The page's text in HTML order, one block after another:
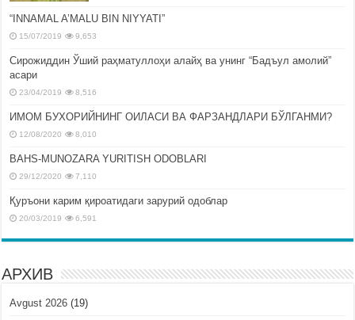
“INNAMAL A’MALU BIN NIYYATI”
15/07/2019 9,653
Сирожиддин Ўший раҳматуллоҳи алайҳ ва унинг “Бадъул амолий”
асари
23/04/2019 8,516
ИМОМ БУХОРИЙНИНГ ОИЛАСИ ВА ФАРЗАНДЛАРИ БЎЛГАНМИ?
12/08/2020 8,010
BAHS-MUNOZARA YURITISH ODOBLARI
29/12/2020 7,110
Қуръони карим қироатидаги зарурий одоблар
20/03/2019 6,591
АРХИВ
Avgust 2026 (19)